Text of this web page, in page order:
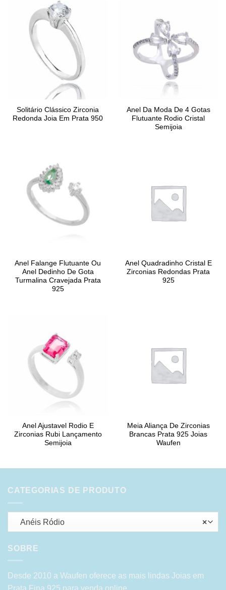
Solitário Clássico Zirconia
Redonda Joia Em Prata 950
Anel Da Moda De 4 Gotas
Flutuante Rodio Cristal
Semijoia
Anel Falange Flutuante Ou
Anel Dedinho De Gota
Turmalina Cravejada Prata
925
Anel Quadradinho Cristal E
Zirconias Redondas Prata
925
Anel Ajustavel Rodio E
Zirconias Rubi Lançamento
Semijoia
Meia Aliança De Zirconias
Brancas Prata 925 Joias
Waufen
CATEGORIAS DE PRODUTO
×
Anéis Ródio
SOBRE
Desde 2010 a Waufen oferece as mais lindas Joias em